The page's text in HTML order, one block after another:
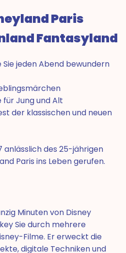
Paris
Fantasyland
Sie jeden Abend bewundern
für Jung und Alt
der klassischen und neuen
anlässlich des 25-jährigen
Paris ins Leben gerufen.
Minuten von Disney
Sie durch mehrere
Filme. Er erweckt die
digitale Techniken und